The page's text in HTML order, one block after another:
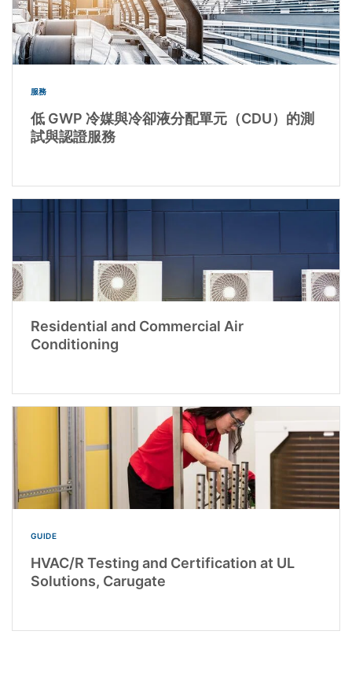
服務
低 GWP 冷媒與冷卻液分配單元（CDU）的測
試與認證服務
Residential and Commercial Air
Conditioning
GUIDE
HVAC/R Testing and Certification at UL
Solutions, Carugate